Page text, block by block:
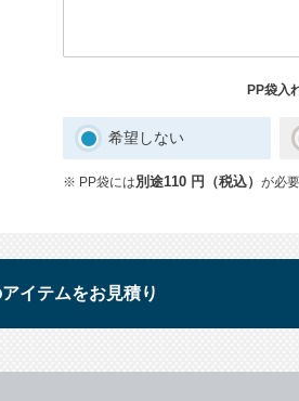
PP袋入
希望しない
※ PP袋には別途110 円（税込）が必